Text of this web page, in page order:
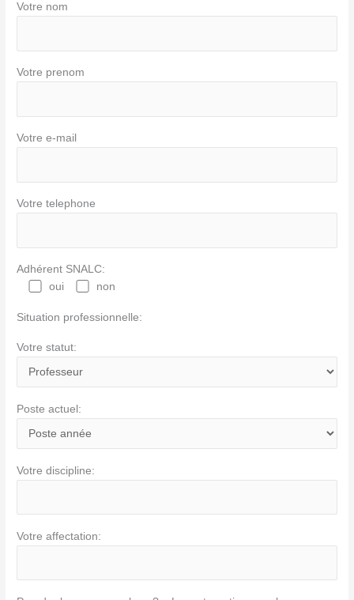
Votre nom
Votre prenom
Votre e-mail
Votre telephone
Adhérent SNALC:
oui
non
Situation professionnelle:
Votre statut:
Poste actuel:
Votre discipline:
Votre affectation: